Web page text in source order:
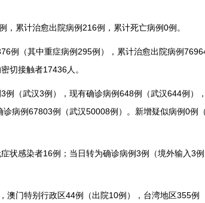
累计治愈出院病例216例，累计死亡病例0例。
（其中重症病例295例），累计治愈出院病例
切接触者17436人。
武汉3例），现有确诊病例648例（武汉644例）
病例67803例（武汉50008例）。新增疑似病例0例
感染者16例；当日转为确诊病例3例（境外输入3
特别行政区44例（出院10例），台湾地区355例